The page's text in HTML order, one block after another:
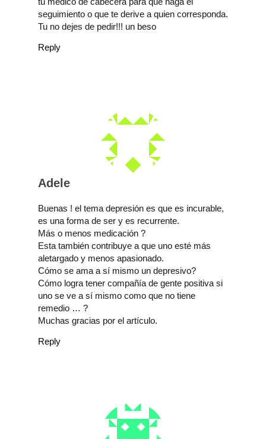
seguimiento o que te derive a quien corresponda.
Tu no dejes de pedir!!! un beso
Reply
Adele
Buenas ! el tema depresión es que es incurable,
es una forma de ser y es recurrente.
Más o menos medicación ?
Esta también contribuye a que uno esté más
aletargado y menos apasionado.
Cómo se ama a sí mismo un depresivo?
Cómo logra tener compañía de gente positiva si
uno se ve a sí mismo como que no tiene
remedio … ?
Muchas gracias por el artículo.
Reply